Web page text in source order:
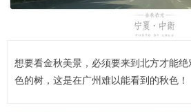
想要看金秋美景，必须要来到北方才能
色的树，这是在广州难以能看到的秋色！